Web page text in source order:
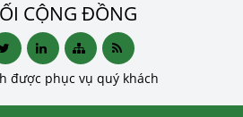
CỘNG ĐỒNG
được phục vụ quý khách